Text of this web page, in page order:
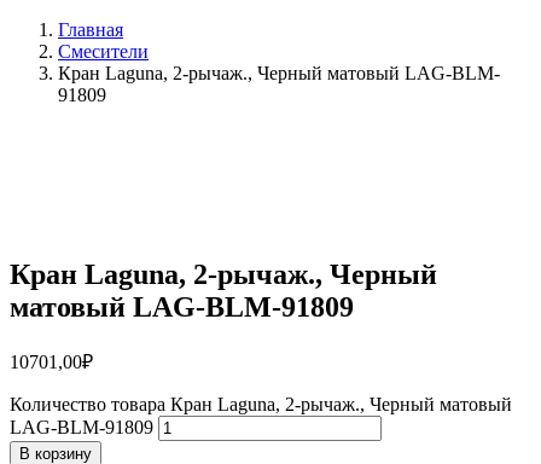
Главная
Смесители
Кран Laguna, 2-рычаж., Черный матовый LAG-BLM-
91809
Кран Laguna, 2-рычаж., Черный
матовый LAG-BLM-91809
10701,00₽
Количество товара Кран Laguna, 2-рычаж., Черный матовый
LAG-BLM-91809
В корзину